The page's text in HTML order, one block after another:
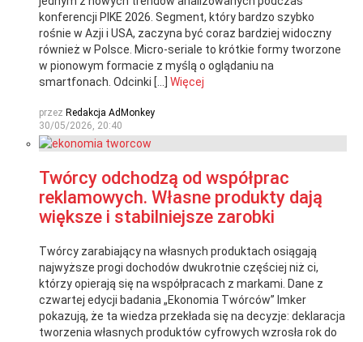
konferencji PIKE 2026. Segment, który bardzo szybko
rośnie w Azji i USA, zaczyna być coraz bardziej widoczny
również w Polsce. Micro-seriale to krótkie formy tworzone
w pionowym formacie z myślą o oglądaniu na
smartfonach. Odcinki […] Więcej
przez Redakcja AdMonkey
30/05/2026, 20:40
Twórcy odchodzą od współprac
reklamowych. Własne produkty dają
większe i stabilniejsze zarobki
Twórcy zarabiający na własnych produktach osiągają
najwyższe progi dochodów dwukrotnie częściej niż ci,
którzy opierają się na współpracach z markami. Dane z
czwartej edycji badania „Ekonomia Twórców” Imker
pokazują, że ta wiedza przekłada się na decyzje: deklaracja
tworzenia własnych produktów cyfrowych wzrosła rok do